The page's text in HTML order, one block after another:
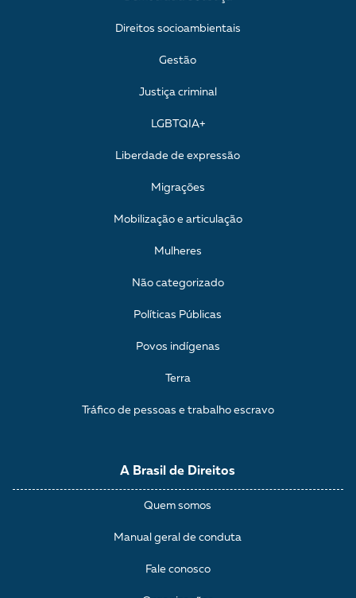
A Brasil de Direitos
Quem somos
Manual geral de conduta
Fale conosco
Direitos socioambientais
Gestão
Justiça criminal
LGBTQIA+
Liberdade de expressão
Migrações
Mobilização e articulação
Mulheres
Não categorizado
Políticas Públicas
Povos indígenas
Terra
Tráfico de pessoas e trabalho escravo